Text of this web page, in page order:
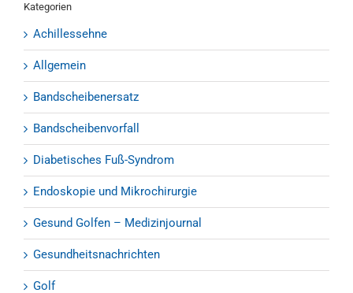
Kategorien
Achillessehne
Allgemein
Bandscheibenersatz
Bandscheibenvorfall
Diabetisches Fuß-Syndrom
Endoskopie und Mikrochirurgie
Gesund Golfen – Medizinjournal
Gesundheitsnachrichten
Golf